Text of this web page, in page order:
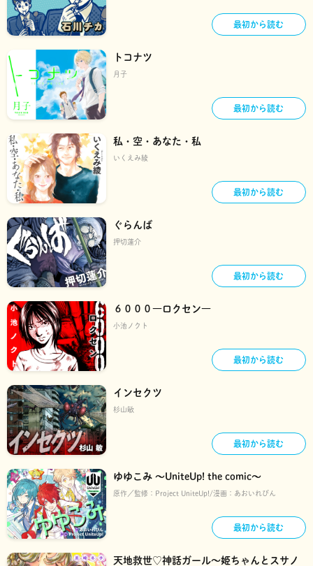
最初から読む
トコナツ
月子
最初から読む
私・空・あなた・私
いくえみ綾
最初から読む
ぐらんば
押切蓮介
最初から読む
６０００―ロクセン―
小池ノクト
最初から読む
インセクツ
杉山敏
最初から読む
ゆゆこみ ～UniteUp! the comic～
原作／監修： Project UniteUp! 漫画： あおいれびん
最初から読む
天地救世♡神話ガール～姫ちゃんとスサノ